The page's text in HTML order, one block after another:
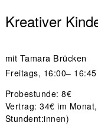
Kreativer
mit Tamara Brücken
Freitags, 16:00–
Probestunde: 8€
Vertrag: 34€ im
Stundent:innen)